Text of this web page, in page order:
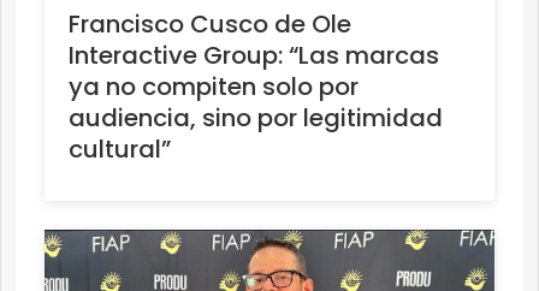
Francisco Cusco de Ole
Interactive Group: “Las marcas
ya no compiten solo por
audiencia, sino por legitimidad
cultural”